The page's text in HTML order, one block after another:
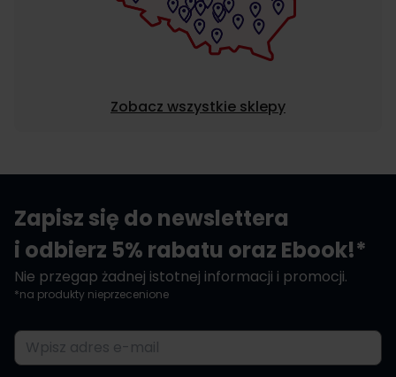
Zobacz wszystkie sklepy
Zapisz się do newslettera
i odbierz 5% rabatu oraz Ebook!*
Nie przegap żadnej istotnej informacji i promocji.
*na produkty nieprzecenione
Adres e-mail